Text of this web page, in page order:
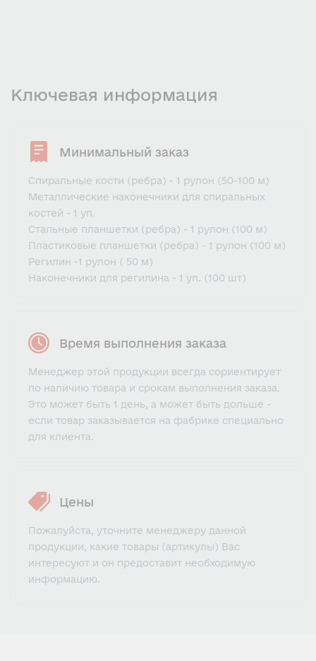
Ключевая информация
Минимальный заказ
Спиральные кости (ребра) - 1 рулон (50-100 м)
Металлические наконечники для спиральных
костей - 1 уп.
Стальные планшетки (ребра) - 1 рулон (100 м)
Пластиковые планшетки (ребра) - 1 рулон (100 м)
Регилин -1 рулон ( 50 м)
Наконечники для регилина - 1 уп. (100 шт)
Время выполнения заказа
Менеджер этой продукции всегда сориентирует
по наличию товара и срокам выполнения заказа.
Это может быть 1 день, а может быть дольше -
если товар заказывается на фабрике специально
для клиента.
Цены
Пожалуйста, уточните менеджеру данной
продукции, какие товары (артикулы) Вас
интересуют и он предоставит необходимую
информацию.